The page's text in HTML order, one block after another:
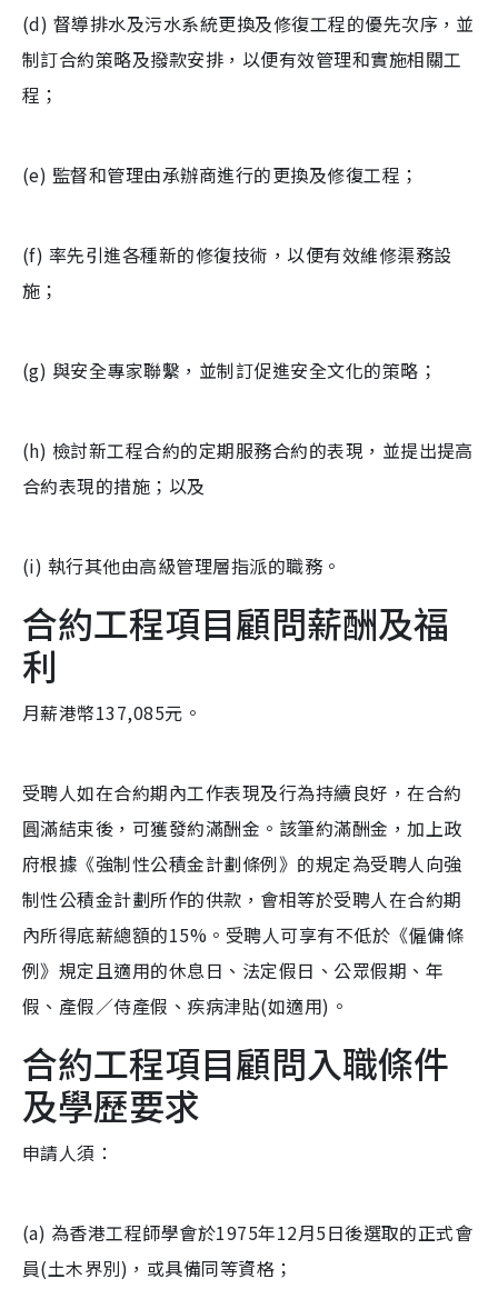
(d) 督導排水及污水系統更換及修復工程的優先次序，並
制訂合約策略及撥款安排，以便有效管理和實施相關工
程；
(e) 監督和管理由承辦商進行的更換及修復工程；
(f) 率先引進各種新的修復技術，以便有效維修渠務設
施；
(g) 與安全專家聯繫，並制訂促進安全文化的策略；
(h) 檢討新工程合約的定期服務合約的表現，並提出提高
合約表現的措施；以及
(i) 執行其他由高級管理層指派的職務。
合約工程項目顧問薪酬及福
利
月薪港幣137,085元。
受聘人如在合約期內工作表現及行為持續良好，在合約
圓滿結束後，可獲發約滿酬金。該筆約滿酬金，加上政
府根據《強制性公積金計劃條例》的規定為受聘人向強
制性公積金計劃所作的供款，會相等於受聘人在合約期
內所得底薪總額的15%。受聘人可享有不低於《僱傭條
例》規定且適用的休息日、法定假日、公眾假期、年
假、產假／侍產假、疾病津貼(如適用)。
合約工程項目顧問入職條件
及學歷要求
申請人須：
(a) 為香港工程師學會於1975年12月5日後選取的正式會
員(土木界別)，或具備同等資格；